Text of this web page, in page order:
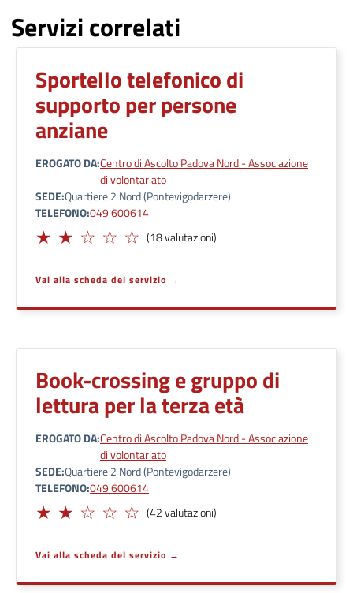
Servizi correlati
Sportello telefonico di
supporto per persone
anziane
EROGATO DACentro di Ascolto Padova Nord - Associazione
di volontariato
SEDEQuartiere 2 Nord (Pontevigodarzere)
TELEFONO049 600614
Limitato
(18 valutazioni)
Vai alla scheda del servizio
Book-crossing e gruppo di
lettura per la terza età
EROGATO DACentro di Ascolto Padova Nord - Associazione
di volontariato
SEDEQuartiere 2 Nord (Pontevigodarzere)
TELEFONO049 600614
Limitato
(42 valutazioni)
Vai alla scheda del servizio